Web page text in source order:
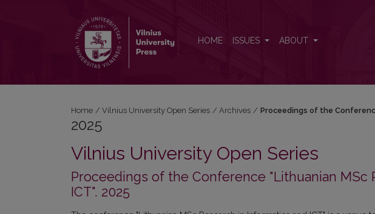
HOME ISSUES ABOUT
Home / Vilnius University Open Series / Archives / Proceedings of the
2025
Vilnius University Open Series
Proceedings of the Conference "Lithuanian MSc
ICT". 2025